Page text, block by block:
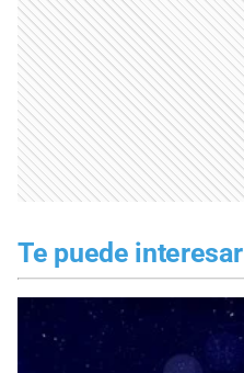
Te puede interesar